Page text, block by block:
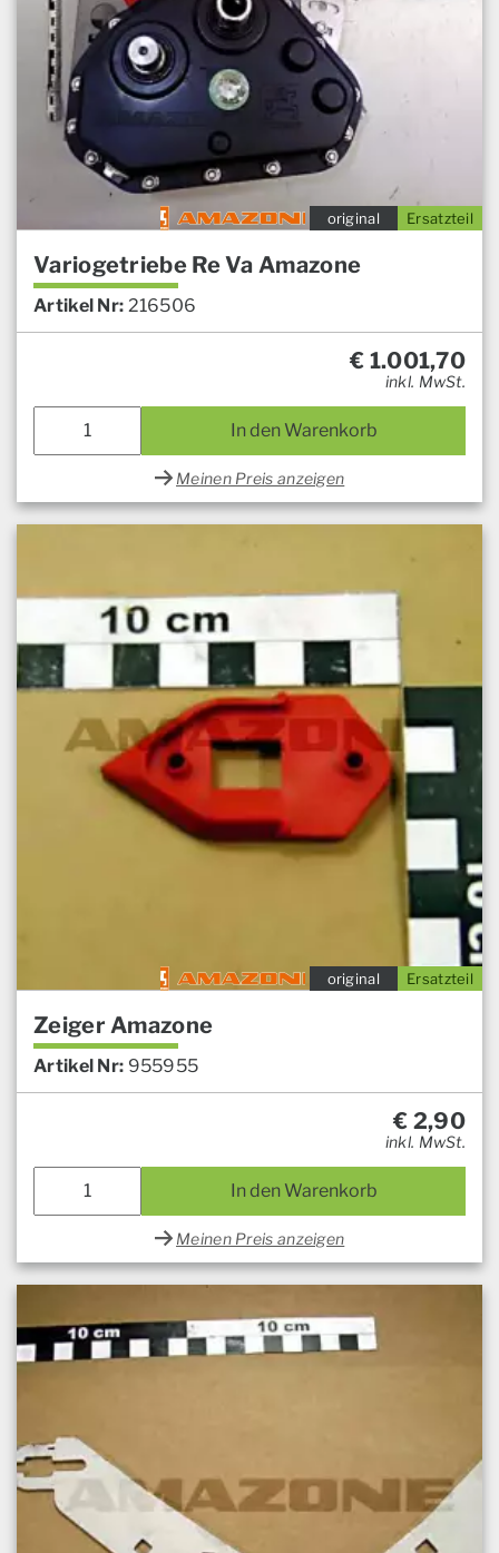
Ersatzteil
original
Variogetriebe Re Va Amazone
Artikel Nr: 216506
€ 1.001,70
inkl. MwSt.
In den Warenkorb
Meinen Preis anzeigen
Ersatzteil
original
Zeiger Amazone
Artikel Nr: 955955
€ 2,90
inkl. MwSt.
In den Warenkorb
Meinen Preis anzeigen